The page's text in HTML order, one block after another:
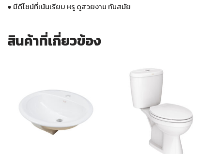
● มีดีไซน์ที่เน้นเรียบ หรู ดูสวยงาม ทันสมัย
สินค้าที่เกี่ยวข้อง